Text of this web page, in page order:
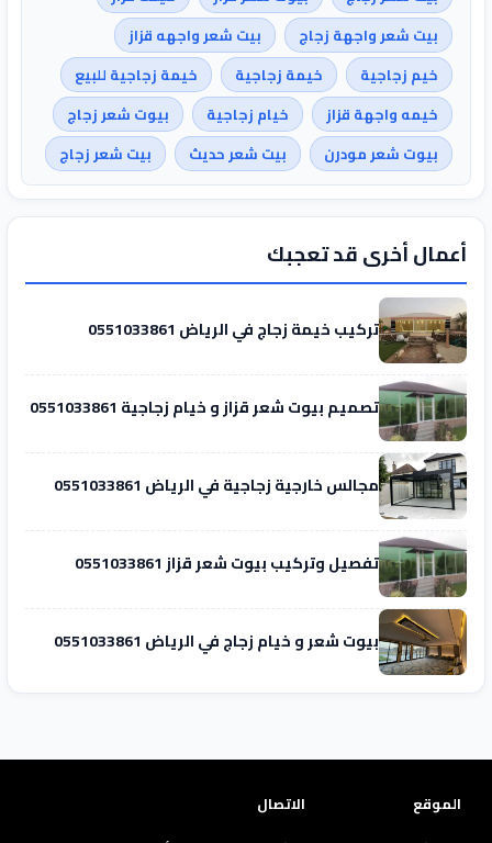
بيت شعر واجهة زجاج
بيت شعر واجهه قزاز
خيم زجاجية
خيمة زجاجية
خيمة زجاجية للبيع
خيمه واجهة قزاز
خيام زجاجية
بيوت شعر زجاج
بيوت شعر مودرن
بيت شعر حديث بيت شعر زجاج
أعمال أخرى قد تعجبك
تركيب خيمة زجاج في الرياض 0551033861
تصميم بيوت شعر قزاز و خيام زجاجية 0551033861
مجالس خارجية زجاجية في الرياض 0551033861
تفصيل وتركيب بيوت شعر قزاز 0551033861
بيوت شعر و خيام زجاج في الرياض 0551033861
الموقع
الاتصال